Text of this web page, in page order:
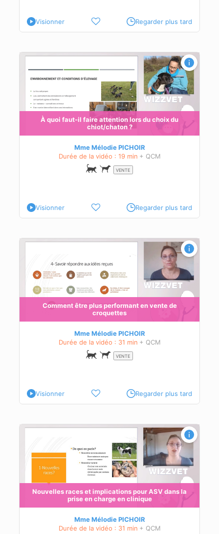
Visionner Regarder plus tard
À quoi faut-il faire attention lors du choix du
chiot/chaton ?
Mme Mélodie PICHOIR
Durée de la vidéo : 19 min + QCM
VENTE
Visionner Regarder plus tard
Comment être plus performant en vente de
croquettes
Mme Mélodie PICHOIR
Durée de la vidéo : 31 min + QCM
VENTE
Visionner Regarder plus tard
Nouvelles races et implications pour ASV dans la
prise en charge en clinique
Mme Mélodie PICHOIR
Durée de la vidéo : 31 min + QCM